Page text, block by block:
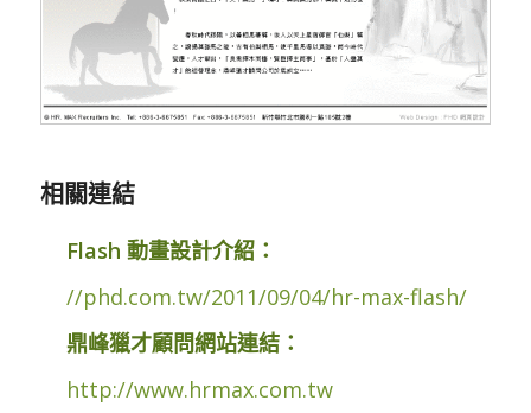
相關連結
Flash 動畫設計介紹：
//phd.com.tw/2011/09/04/hr-max-flash/
鼎峰獵才顧問網站連結：
http://www.hrmax.com.tw